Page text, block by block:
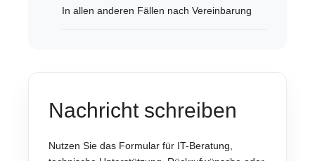
In allen anderen Fällen nach Vereinbarung
Nachricht schreiben
Nutzen Sie das Formular für IT-Beratung,